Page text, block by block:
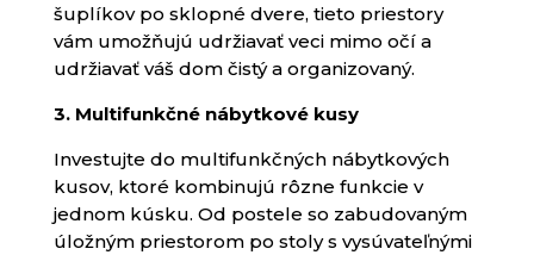
šuplíkov po sklopné dvere, tieto priestory
vám umožňujú udržiavať veci mimo očí a
udržiavať váš dom čistý a organizovaný.
3. Multifunkčné nábytkové kusy
Investujte do multifunkčných nábytkových
kusov, ktoré kombinujú rôzne funkcie v
jednom kúsku. Od postele so zabudovaným
úložným priestorom po stoly s vysúvateľnými